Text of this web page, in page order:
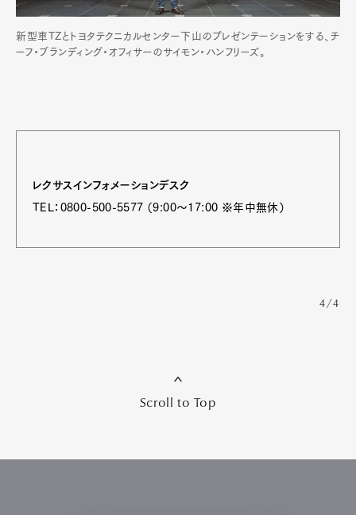
新型車TZとトヨタテクニカルセンター下山のプレゼンテーションをする、チ
ーフ・ブランディング・オフィサーのサイモン・ハンフリーズ。
レクサスインフォメーションデスク
TEL：0800-500-5577 （9:00～17:00 ※年中無休）
4/4
Scroll to Top